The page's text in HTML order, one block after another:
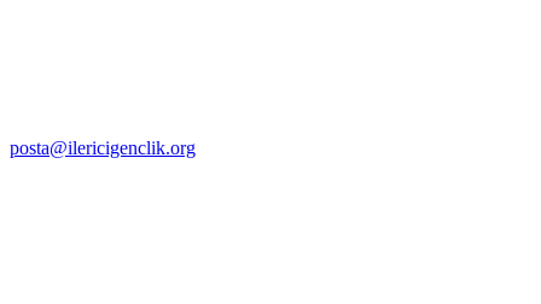
posta@ilericigenclik.org